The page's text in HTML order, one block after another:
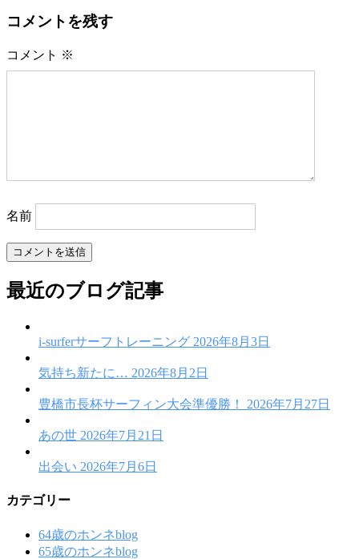
ビ
ー
コメントを残す
コメント ※
名前
最近のブログ記事
i-surferサーフトレーニング 2026年8月3日
気持ち新たに… 2026年8月2日
豊橋市長杯サーフィン大会準優勝！ 2026年7月27日
あの世 2026年7月21日
出会い 2026年7月6日
カテゴリー
64歳のホンネblog
65歳のホンネblog